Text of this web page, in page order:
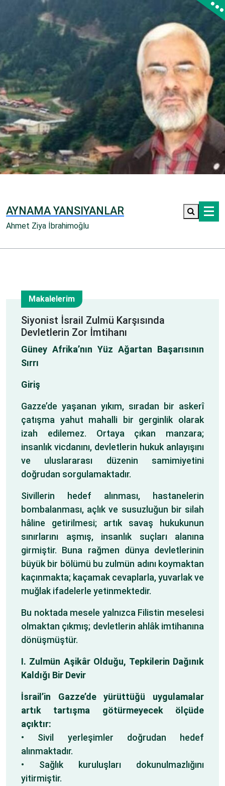
AYNAMA YANSIYANLAR
Ahmet Ziya İbrahimoğlu
30
Makalelerim
Siyonist İsrail Zulmü Karşısında
Devletlerin Zor İmtihanı
Güney Afrika’nın Yüz Ağartan Başarısının
Sırrı
Giriş
Gazze’de yaşanan yıkım, sıradan bir askerî
çatışma yahut mahalli bir gerginlik olarak
izah edilemez. Ortaya çıkan manzara;
insanlık vicdanını, devletlerin hukuk anlayışını
ve uluslararası düzenin samimiyetini
doğrudan sorgulamaktadır.
Sivillerin hedef alınması, hastanelerin
bombalanması, açlık ve susuzluğun bir silah
hâline getirilmesi; artık savaş hukukunun
sınırlarını aşmış, insanlık suçları alanına
girmiştir. Buna rağmen dünya devletlerinin
büyük bir bölümü bu zulmün adını koymaktan
kaçınmakta; kaçamak cevaplarla, yuvarlak ve
muğlak ifadelerle yetinmektedir.
Bu noktada mesele yalnızca Filistin meselesi
olmaktan çıkmış; devletlerin ahlâk imtihanına
dönüşmüştür.
I. Zulmün Aşikâr Olduğu, Tepkilerin Dağınık
Kaldığı Bir Devir
İsrail’in Gazze’de yürüttüğü uygulamalar
artık tartışma götürmeyecek ölçüde
açıktır:
• Sivil yerleşimler doğrudan hedef
alınmaktadır.
• Sağlık kuruluşları dokunulmazlığını
yitirmiştir.